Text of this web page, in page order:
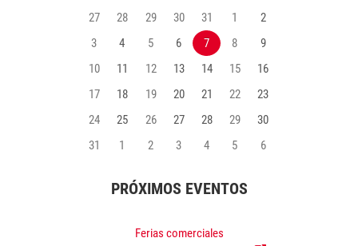
27
28 29 30 31 1
2
3
4 5 6 7 8
9
10
11 12 13 14 15
16
17
18 19 20 21 22
23
24
25 26 27 28 29
30
31
1 2 3 4 5 6
PRÓXIMOS EVENTOS
Ferias comerciales